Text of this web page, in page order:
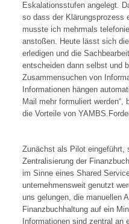
Eskalationsstufen angelegt.
so dass der Klärungsprozess
musste ich mehrmals
anstoßen. Heute lässt sich
erledigen und die
entscheiden dann selbst und
Zusammensuchen von
Informationen hängen
Mail mehr formuliert
die Vorteile von
Zunächst als Pilot eingeführt,
Zentralisierung der
im Sinne eines Shared
unternehmensweit genutzt
uns gelungen, die manuellen
Finanzbuchhaltung auf ein
Informationen sind zentral an